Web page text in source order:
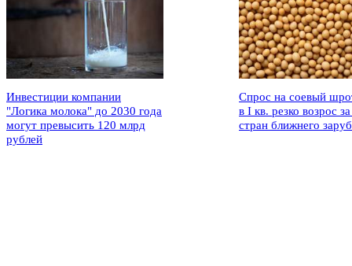
Инвестиции компании
"Логика молока" до 2030 года
могут превысить 120 млрд
рублей
Спрос на соевый
в I кв. резко возрос
стран ближнего